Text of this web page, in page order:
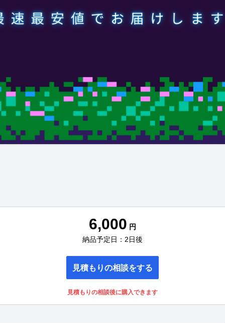
6,000 円
納品予定日：2日後
見積もりの相談をする
見積もりの相談後に購入できます